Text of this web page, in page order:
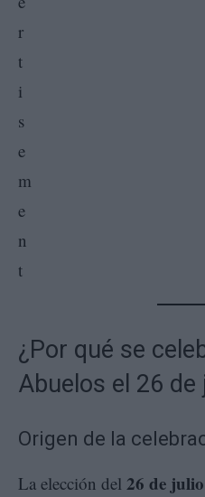
¿Por qué se
Abuelos el 26 de
Origen de la
La elección del 26 de julio